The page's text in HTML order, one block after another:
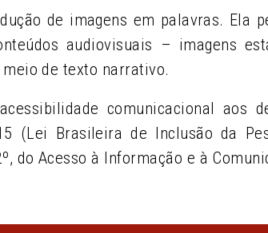
de imagens em palavras. Ela
audiovisuais – imagens
de texto narrativo.
comunicacional aos
(Lei Brasileira de Inclusão da
do Acesso à Informação e à